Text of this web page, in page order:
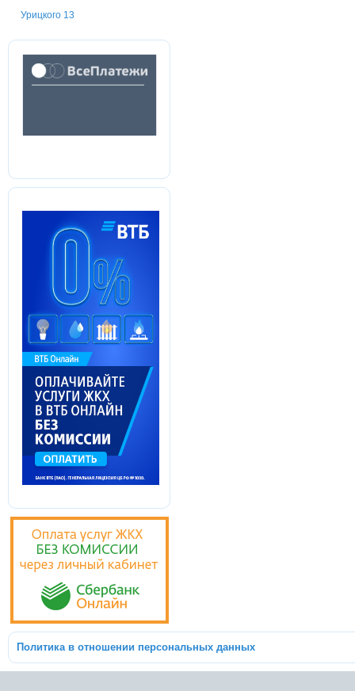
Урицкого 13
Политика в отношении персональных данных